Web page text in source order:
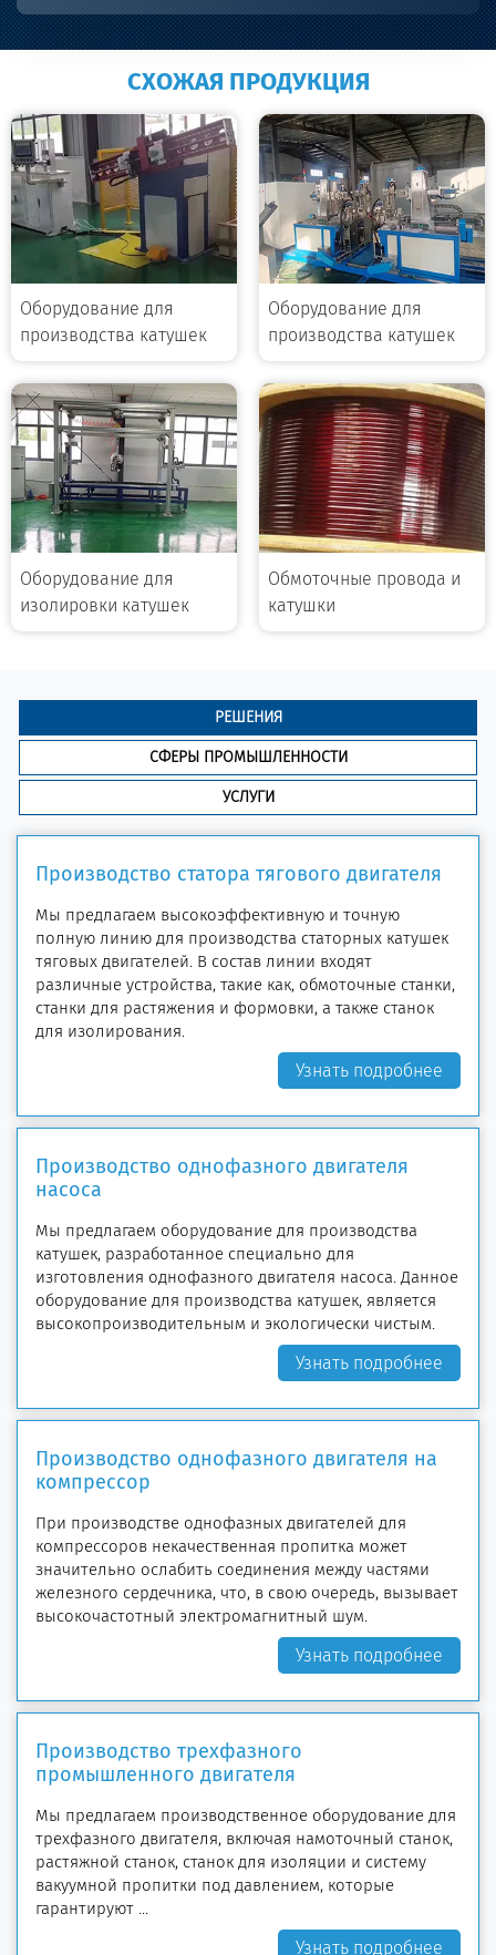
СХОЖАЯ ПРОДУКЦИЯ
Оборудование для
производства катушек
Оборудование для
производства катушек
Оборудование для
изолировки катушек
Обмоточные провода и
катушки
РЕШЕНИЯ
СФЕРЫ ПРОМЫШЛЕННОСТИ
УСЛУГИ
Производство статора тягового двигателя
Мы предлагаем высокоэффективную и точную
полную линию для производства статорных катушек
тяговых двигателей. В состав линии входят
различные устройства, такие как, обмоточные станки,
станки для растяжения и формовки, а также станок
для изолирования.
Узнать подробнее
Производство однофазного двигателя
насоса
Мы предлагаем оборудование для производства
катушек, разработанное специально для
изготовления однофазного двигателя насоса. Данное
оборудование для производства катушек, является
высокопроизводительным и экологически чистым.
Узнать подробнее
Производство однофазного двигателя на
компрессор
При производстве однофазных двигателей для
компрессоров некачественная пропитка может
значительно ослабить соединения между частями
железного сердечника, что, в свою очередь, вызывает
высокочастотный электромагнитный шум.
Узнать подробнее
Производство трехфазного
промышленного двигателя
Мы предлагаем производственное оборудование для
трехфазного двигателя, включая намоточный станок,
растяжной станок, станок для изоляции и систему
вакуумной пропитки под давлением, которые
гарантируют ...
Узнать подробнее